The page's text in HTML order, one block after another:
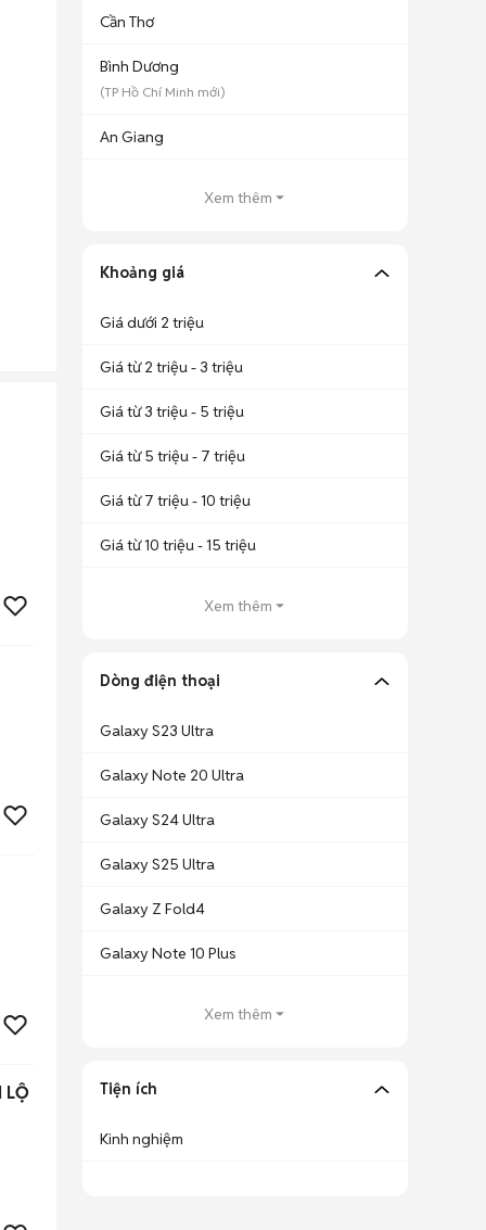
LỘ
Cần Thơ
Bình Dương
(TP Hồ Chí Minh mới)
An Giang
Xem thêm
Khoảng giá
Giá dưới 2 triệu
Giá từ 2 triệu - 3 triệu
Giá từ 3 triệu - 5 triệu
Giá từ 5 triệu - 7 triệu
Giá từ 7 triệu - 10 triệu
Giá từ 10 triệu - 15 triệu
Xem thêm
Dòng điện thoại
Galaxy S23 Ultra
Galaxy Note 20 Ultra
Galaxy S24 Ultra
Galaxy S25 Ultra
Galaxy Z Fold4
Galaxy Note 10 Plus
Xem thêm
Tiện ích
Kinh nghiệm